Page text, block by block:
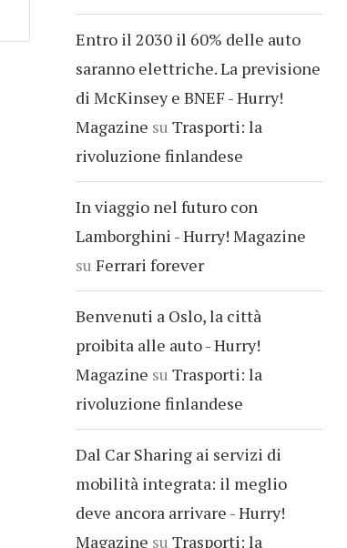
Entro il 2030 il 60% delle auto
saranno elettriche. La previsione
di McKinsey e BNEF - Hurry!
Magazine su Trasporti: la
rivoluzione finlandese
In viaggio nel futuro con
Lamborghini - Hurry! Magazine
su Ferrari forever
Benvenuti a Oslo, la città
proibita alle auto - Hurry!
Magazine su Trasporti: la
rivoluzione finlandese
Dal Car Sharing ai servizi di
mobilità integrata: il meglio
deve ancora arrivare - Hurry!
Magazine su Trasporti: la